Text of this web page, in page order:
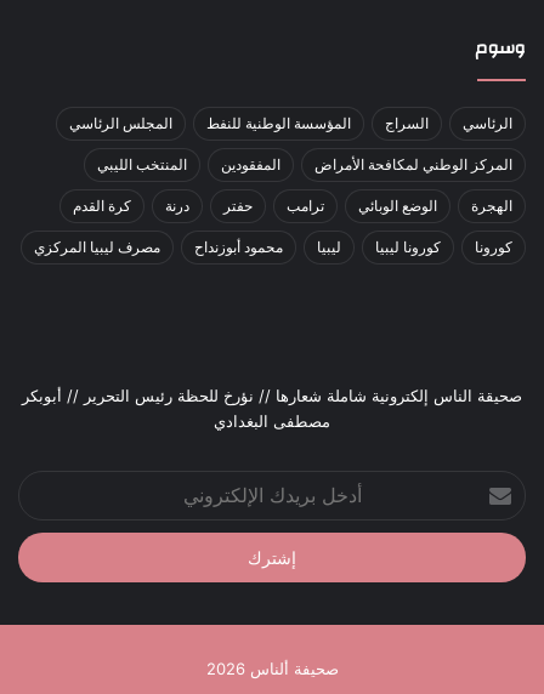
وسوم
الرئاسي السراج المؤسسة الوطنية للنفط المجلس الرئاسي
المركز الوطني لمكافحة الأمراض المفقودين المنتخب الليبي
الهجرة الوضع الوبائي ترامب حفتر درنة كرة القدم
كورونا كورونا ليبيا ليبيا محمود أبوزنداح مصرف ليبيا المركزي
صحيقة الناس إلكترونية شاملة شعارها // نؤرخ للحظة رئيس التحرير // أبوبكر
مصطفى البغدادي
بريدك
الإلكتروني
صحيفة ألناس 2026